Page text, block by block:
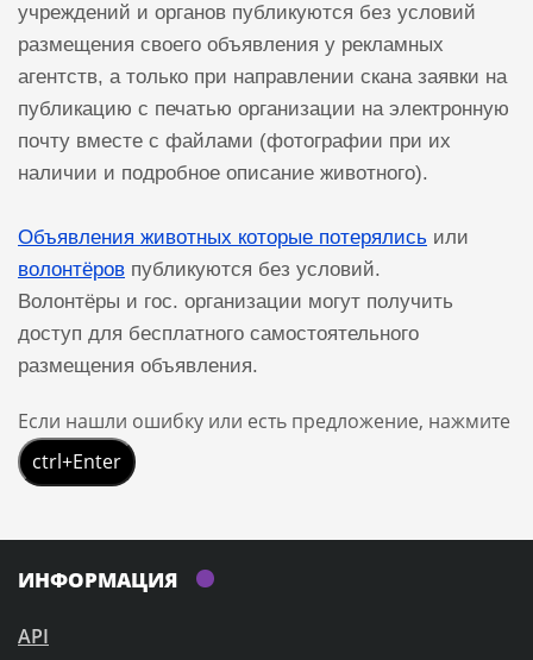
учреждений и органов публикуются без условий
размещения своего объявления у рекламных
агентств, а только при направлении скана заявки на
публикацию с печатью организации на электронную
почту вместе с файлами (фотографии при их
наличии и подробное описание животного).
Объявления животных которые потерялись или
волонтёров публикуются без условий.
Волонтёры и гос. организации могут получить
доступ для бесплатного самостоятельного
размещения объявления.
Если нашли ошибку или есть предложение, нажмите
ctrl+Enter
ИНФОРМАЦИЯ
API